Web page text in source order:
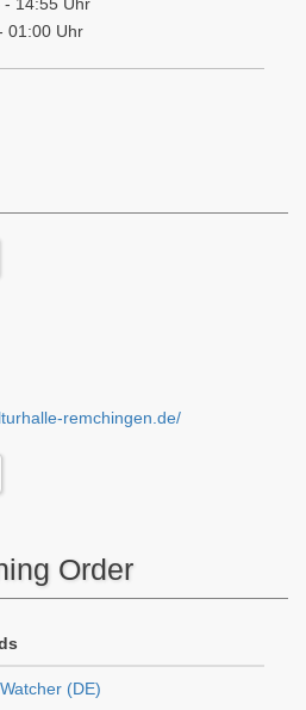
- 14:55 Uhr
01:00 Uhr
remchingen.de/
Order
(DE)